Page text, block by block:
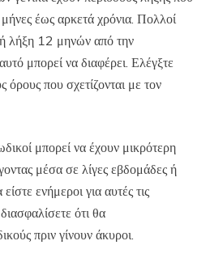
έως αρκετά χρόνια. Πολλοί
λήξη 12 μηνών από την
μπορεί να διαφέρει. Ελέγξτε
όρους που σχετίζονται με τον
μπορεί να έχουν μικρότερη
μέσα σε λίγες εβδομάδες ή
ενήμεροι για αυτές τις
ότι θα
πριν γίνουν άκυροι.